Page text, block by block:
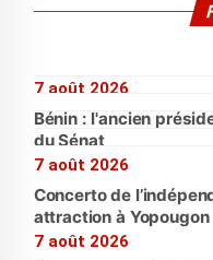
7 août 2026
Bénin : l'ancien
du Sénat
7 août 2026
Concerto de
attraction à Yopougon
7 août 2026